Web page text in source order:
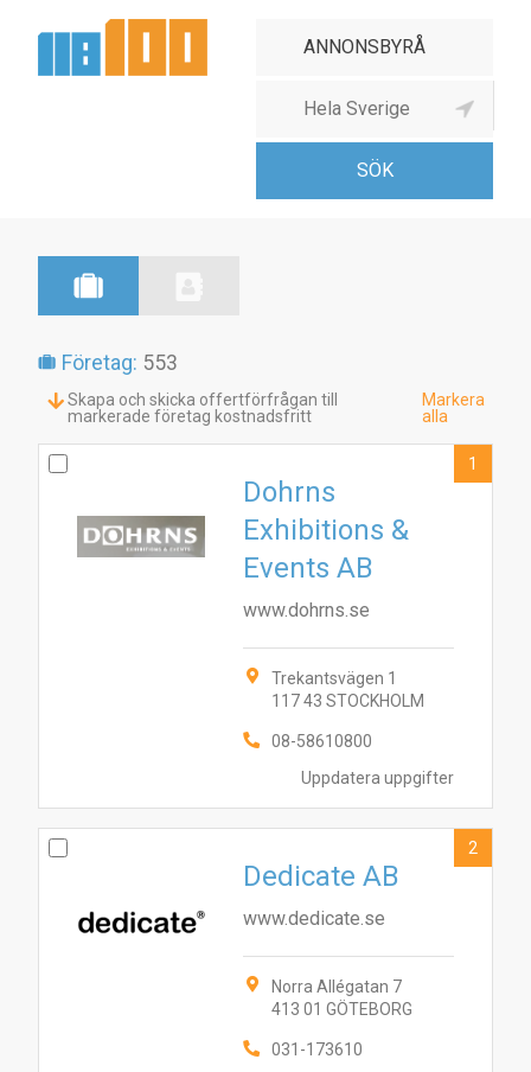
Annonsbyrå
Företag: 553
Skapa och skicka offertförfrågan till
markerade företag kostnadsfritt
Markera
alla
Uppdatera uppgifter
Dohrns
Exhibitions &
Events AB
www.dohrns.se
Trekantsvägen 1
117 43 STOCKHOLM
08-58610800
1
Dedicate AB
www.dedicate.se
Norra Allégatan 7
413 01 GÖTEBORG
031-173610
2